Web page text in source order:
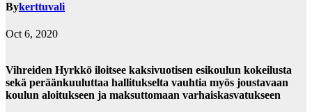
Bykerttuvali
Oct 6, 2020
Vihreiden Hyrkkö iloitsee kaksivuotisen esikoulun kokeilusta
sekä peräänkuuluttaa hallitukselta vauhtia myös joustavaan
koulun aloitukseen ja maksuttomaan varhaiskasvatukseen